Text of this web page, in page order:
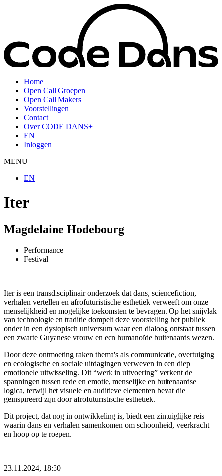
Home
Open Call Groepen
Open Call Makers
Voorstellingen
Contact
Over CODE DANS+
EN
Inloggen
MENU
EN
Iter
Magdelaine Hodebourg
Performance
Festival
Iter is een transdisciplinair onderzoek dat dans, sciencefiction,
verhalen vertellen en afrofuturistische esthetiek verweeft om onze
menselijkheid en mogelijke toekomsten te bevragen. Op het snijvlak
van technologie en traditie dompelt deze voorstelling het publiek
onder in een dystopisch universum waar een dialoog ontstaat tussen
een zwarte Guyanese vrouw en een humanoïde buitenaards wezen.
Door deze ontmoeting raken thema's als communicatie, overtuiging
en ecologische en sociale uitdagingen verweven in een diep
emotionele uitwisseling. Dit “werk in uitvoering” verkent de
spanningen tussen rede en emotie, menselijke en buitenaardse
logica, terwijl het visuele en auditieve elementen bevat die
geïnspireerd zijn door afrofuturistische esthetiek.
Dit project, dat nog in ontwikkeling is, biedt een zintuiglijke reis
waarin dans en verhalen samenkomen om schoonheid, veerkracht
en hoop op te roepen.
23.11.2024, 18:30